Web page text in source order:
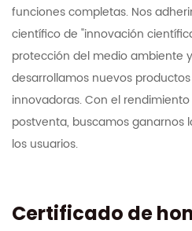
funciones completas. Nos
científico de "innovación
protección del medio ambiente
desarrollamos nuevos
innovadoras. Con el
postventa, buscamos ganarnos
los usuarios.
Certificado de